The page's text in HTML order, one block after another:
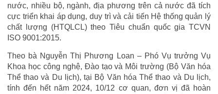
nước, nhiều bộ, ngành, địa phương trên cả nước đã tích
cực triển khai áp dụng, duy trì và cải tiến Hệ thống quản lý
chất lượng (HTQLCL) theo Tiêu chuẩn quốc gia TCVN
ISO 9001:2015.
Theo bà Nguyễn Thị Phương Loan – Phó Vụ trưởng Vụ
Khoa học công nghệ, Đào tạo và Môi trường (Bộ Văn hóa
Thể thao và Du lịch), tại Bộ Văn hóa Thể thao và Du lịch,
tính đến hết năm 2024, 10/12 cơ quan, đơn vị đã hoàn